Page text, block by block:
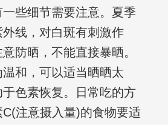
一些细节需要注意。夏季
线，对白斑有刺激作
防晒，不能直接暴晒。
和，可以适当晒晒太
色素恢复。日常吃的方
注意摄入量)的食物要适